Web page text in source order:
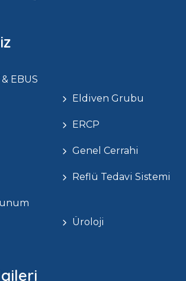
EBUS
Eldiven Grubu
ERCP
Genel Cerrahi
Reflü Tedavi Sistemi
Üroloji